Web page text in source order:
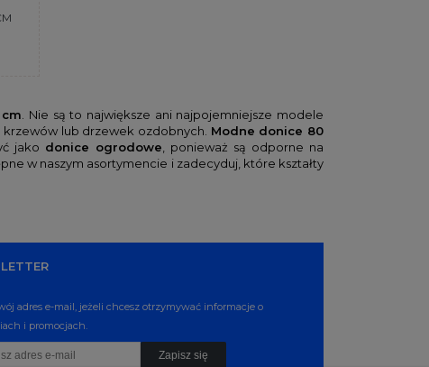
. Nie są to największe ani najpojemniejsze modele
lub drzewek ozdobnych. Modne donice 80
jako donice ogrodowe , ponieważ są odporne na
w naszym asortymencie i zadecyduj, które kształty
adres e-mail, jeżeli chcesz otrzymywać informacje o
i promocjach.
Zapisz się